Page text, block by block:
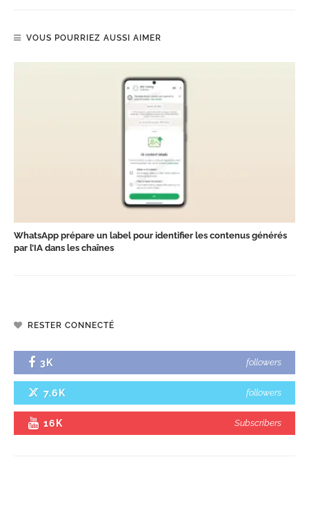
VOUS POURRIEZ AUSSI AIMER
WhatsApp prépare un label pour identifier les contenus générés
par l’IA dans les chaînes
RESTER CONNECTÉ
3K followers
7.6K followers
16K Subscribers